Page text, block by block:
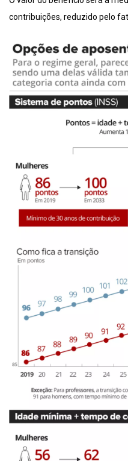
contribuições, reduzido pelo